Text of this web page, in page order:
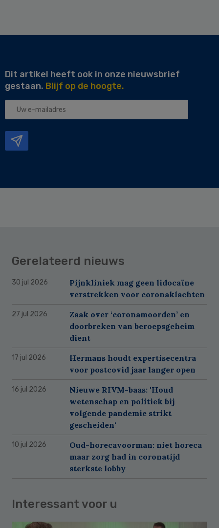
Dit artikel heeft ook in onze nieuwsbrief
gestaan. Blijf op de hoogte.
Uw
Gerelateerd nieuws
30 jul 2026
Pijnkliniek mag geen lidocaïne
verstrekken voor coronaklachten
27 jul 2026
Zaak over ‘coronamoorden’ en
doorbreken van beroepsgeheim
dient
17 jul 2026
Hermans houdt expertisecentra
voor postcovid jaar langer open
16 jul 2026
Nieuwe RIVM-baas: 'Houd
wetenschap en politiek bij
volgende pandemie strikt
gescheiden'
10 jul 2026
Oud-horecavoorman: niet horeca
maar zorg had in coronatijd
sterkste lobby
Interessant voor u